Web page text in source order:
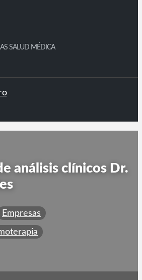
SALUD MÉDICA
análisis clínicos Dr.
Empresas